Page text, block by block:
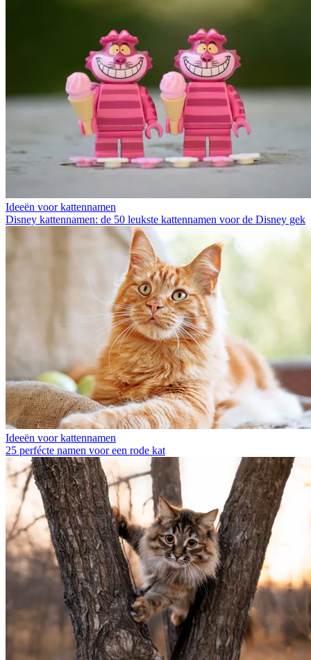
Ideeën voor kattennamen
Disney kattennamen: de 50 leukste kattennamen voor de Disney gek
Ideeën voor kattennamen
25 perfécte namen voor een rode kat